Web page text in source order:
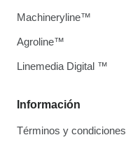
Información
Términos y condiciones
Machineryline™
Agroline™
Linemedia Digital ™